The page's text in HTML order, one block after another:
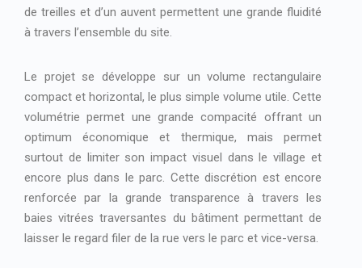
de treilles et d’un auvent permettent une grande fluidité
à travers l’ensemble du site.
Le projet se développe sur un volume rectangulaire
compact et horizontal, le plus simple volume utile. Cette
volumétrie permet une grande compacité offrant un
optimum économique et thermique, mais permet
surtout de limiter son impact visuel dans le village et
encore plus dans le parc. Cette discrétion est encore
renforcée par la grande transparence à travers les
baies vitrées traversantes du bâtiment permettant de
laisser le regard filer de la rue vers le parc et vice-versa.